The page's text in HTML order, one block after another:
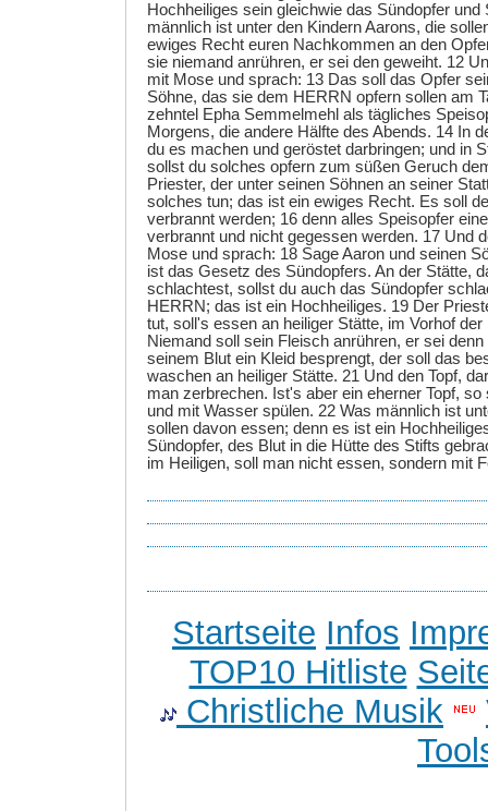
Hochheiliges sein gleichwie das Sündopfer und
männlich ist unter den Kindern Aarons, die
ewiges Recht euren Nachkommen an den
sie niemand anrühren, er sei den geweiht. 12
mit Mose und sprach: 13 Das soll das Opfer
Söhne, das sie dem HERRN opfern sollen am
zehntel Epha Semmelmehl als tägliches
Morgens, die andere Hälfte des Abends. 14 In
du es machen und geröstet darbringen; und in
sollst du solches opfern zum süßen Geruch
Priester, der unter seinen Söhnen an seiner
solches tun; das ist ein ewiges Recht. Es soll
verbrannt werden; 16 denn alles Speisopfer
verbrannt und nicht gegessen werden. 17 Und
Mose und sprach: 18 Sage Aaron und seinen
ist das Gesetz des Sündopfers. An der Stätte,
schlachtest, sollst du auch das Sündopfer
HERRN; das ist ein Hochheiliges. 19 Der
tut, soll's essen an heiliger Stätte, im Vorhof
Niemand soll sein Fleisch anrühren, er sei
seinem Blut ein Kleid besprengt, der soll das
waschen an heiliger Stätte. 21 Und den Topf,
man zerbrechen. Ist's aber ein eherner Topf,
und mit Wasser spülen. 22 Was männlich ist
sollen davon essen; denn es ist ein
Sündopfer, des Blut in die Hütte des Stifts
im Heiligen, soll man nicht essen, sondern mit
Startseite Infos
TOP10 Hitliste
Christliche Musik